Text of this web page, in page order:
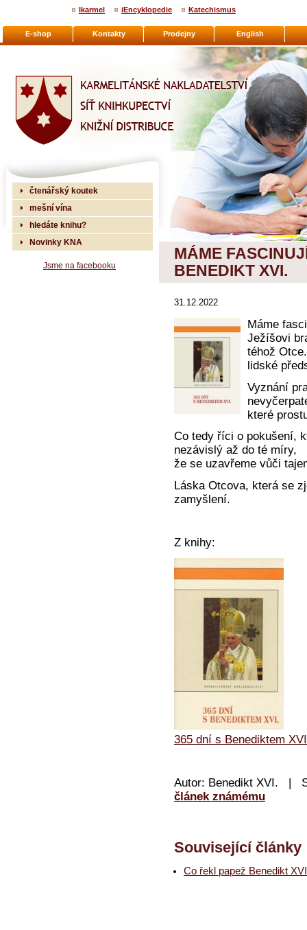
MÁME
BENEDIKT XVI.
31.12.2022
Máme
Ježíšovi
téhož
lidské
Vyznání
které
Co tedy říci o pokušení,
nezávislý až do té míry,
že se uzavřeme vůči
Láska Otcova, která se
zamyšlení.
Z knihy:
365 dní s Benediktem
Autor: Benedikt XVI.
článek známému
Související články
Co řekl papež Benedikt
čtenářský koutek
mešní vína
hledáte knihu?
Novinky KNA
Jsme na facebooku
E-shop Kontakty Prodejny English
Ikarmel iEncyklopedie Katechismus